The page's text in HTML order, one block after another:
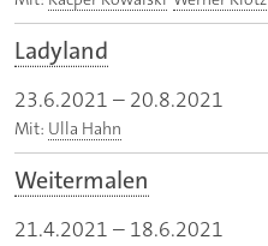
Ladyland
23.6.2021 – 20.8.2021
Mit: Ulla Hahn
Weitermalen
21.4.2021 – 18.6.2021